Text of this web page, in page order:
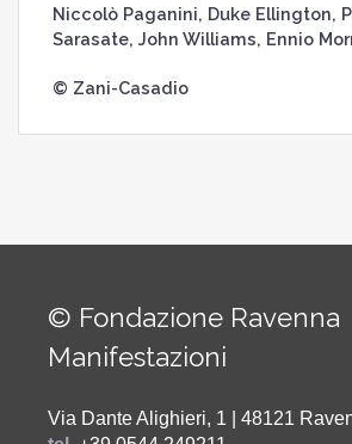
Niccolò Paganini, Duke Ellington,
Sarasate, John Williams, Ennio
© Zani-Casadio
© Fondazione Ravenna
Manifestazioni
Via Dante Alighieri, 1 | 48121